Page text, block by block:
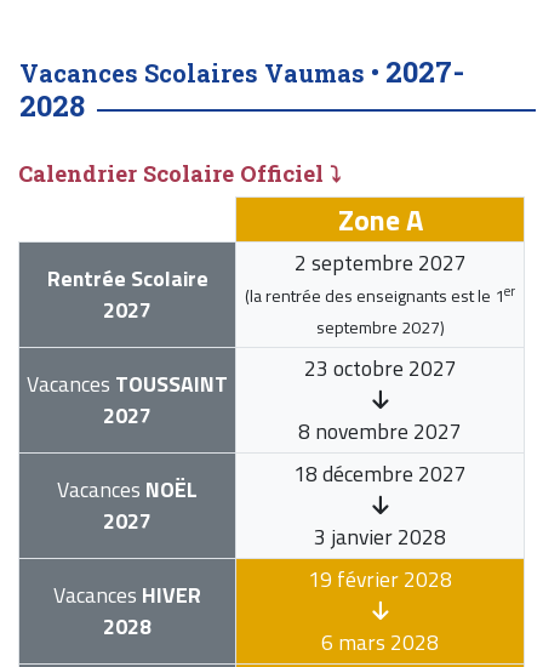
Vacances Scolaires Vaumas • 2027-
2028
Calendrier Scolaire Officiel ⤵
Zone A
Rentrée Scolaire
2027
2 septembre 2027
(la rentrée des enseignants est le 1er
septembre 2027)
Vacances TOUSSAINT
2027
23 octobre 2027
8 novembre 2027
Vacances NOËL
2027
18 décembre 2027
3 janvier 2028
Vacances HIVER
2028
19 février 2028
6 mars 2028